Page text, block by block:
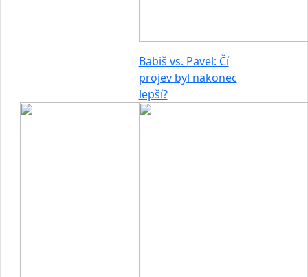
Babiš vs. Pavel: Čí
projev byl nakonec
lepší?